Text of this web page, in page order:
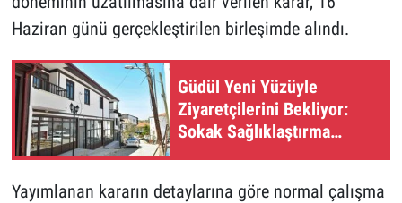
Haziran günü gerçekleştirilen birleşimde alındı.
Güdül Yeni Yüzüyle
Ziyaretçilerini Bekliyor:
Sokak Sağlıklaştırma
Yayımlanan kararın detaylarına göre normal çalışma